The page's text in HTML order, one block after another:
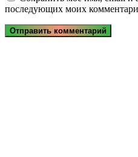
последующих моих